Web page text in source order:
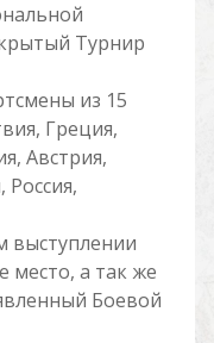
Турнир
из 15
Греция,
Австрия,
место, а так же
Боевой